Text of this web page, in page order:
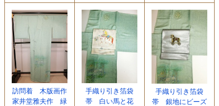
訪問着 木版画作
家井堂雅夫作 緑
手織り引き箔袋
帯 白い馬と花
手織り引き箔袋
帯 銀地にビーズ